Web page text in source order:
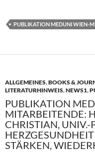
e
o
k
to
o
ail le
PUBLIKATION MEDUNI WIEN-
ALLGEMEINES,BOOKS &
LITERATURHINWEIS,NEWS1,
PUBLIKATION
MITARBEITENDE:
CHRISTIAN, UNIV.-
STÄRKEN,